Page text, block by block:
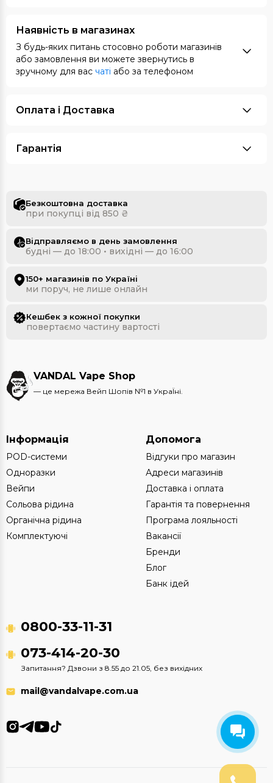
Наявність в магазинах
З будь-яких питань стосовно роботи магазинів
або замовлення ви можете звернутись в
зручному для вас чаті або за телефоном
Оплата i Доставка
Гарантія
Безкоштовна доставка
при покупці від 850 ₴
Відправляємо в день замовлення
будні — до 18:00 • вихідні — до 16:00
150+ магазинів по Україні
ми поруч, не лише онлайн
Кешбек з кожної покупки
повертаємо частину вартості
VANDAL Vape Shop
— це мережа Вейп Шопів №1 в УкраЇні.
Інформація
POD-системи
Одноразки
Вейпи
Сольова рідина
Органічна рідина
Комплектуючі
Допомога
Відгуки про магазин
Адреси магазинів
Доставка і оплата
Гарантія та повернення
Програма лояльності
Вакансії
Бренди
Блог
Банк ідей
0800-33-11-31
073-414-20-30
Запитання? Дзвони з 8.55 до 21.05, без вихідних
mail@vandalvape.com.ua